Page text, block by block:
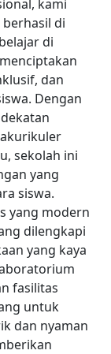
kami
di
di
dan
Dengan
sekolah ini
yang
siswa.
yang modern
dilengkapi
yang kaya
fasilitas
untuk
dan nyaman